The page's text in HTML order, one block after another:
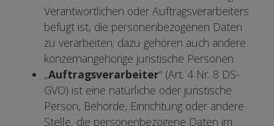
Verantwortlichen oder Auftragsverarbeiters
befugt ist, die personenbezogenen Daten
zu verarbeiten; dazu gehören auch andere
konzernangehörige juristische Personen.
„Auftragsverarbeiter“ (Art. 4 Nr. 8 DS-
GVO) ist eine natürliche oder juristische
Person, Behörde, Einrichtung oder andere
Stelle, die personenbezogene Daten im